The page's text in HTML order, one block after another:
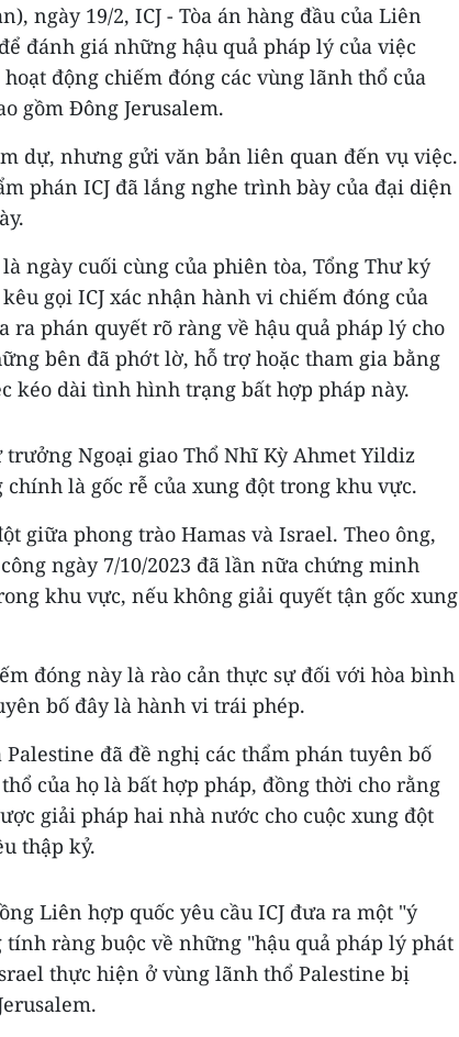
ngày 19/2, ICJ - Tòa án hàng đầu của Liên
đánh giá những hậu quả pháp lý của việc
động chiếm đóng các vùng lãnh thổ của
gồm Đông Jerusalem.
dự, nhưng gửi văn bản liên quan đến vụ việc.
phán ICJ đã lắng nghe trình bày của đại diện
ngày cuối cùng của phiên tòa, Tổng Thư ký
gọi ICJ xác nhận hành vi chiếm đóng của
ra phán quyết rõ ràng về hậu quả pháp lý cho
bên đã phớt lờ, hỗ trợ hoặc tham gia bằng
kéo dài tình hình trạng bất hợp pháp này.
Ngoại giao Thổ Nhĩ Kỳ Ahmet Yildiz
là gốc rễ của xung đột trong khu vực.
giữa phong trào Hamas và Israel. Theo ông,
ngày 7/10/2023 đã lần nữa chứng minh
khu vực, nếu không giải quyết tận gốc xung
đóng này là rào cản thực sự đối với hòa bình
bố đây là hành vi trái phép.
đã đề nghị các thẩm phán tuyên bố
của họ là bất hợp pháp, đồng thời cho rằng
giải pháp hai nhà nước cho cuộc xung đột
thập kỷ.
Liên hợp quốc yêu cầu ICJ đưa ra một "ý
ràng buộc về những "hậu quả pháp lý phát
thực hiện ở vùng lãnh thổ Palestine bị